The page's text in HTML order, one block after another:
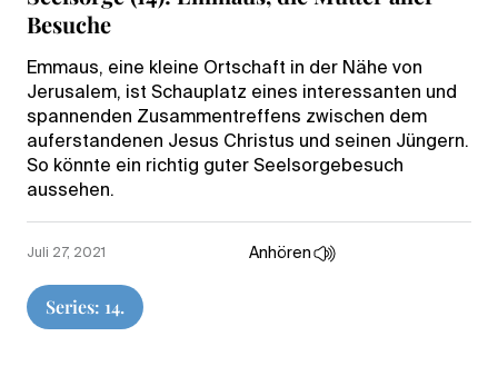
Besuche
Emmaus, eine kleine Ortschaft in der Nähe von
Jerusalem, ist Schauplatz eines interessanten und
spannenden Zusammentreffens zwischen dem
auferstandenen Jesus Christus und seinen Jüngern.
So könnte ein richtig guter Seelsorgebesuch
aussehen.
Series: 14.
Juli 27, 2021 Anhören